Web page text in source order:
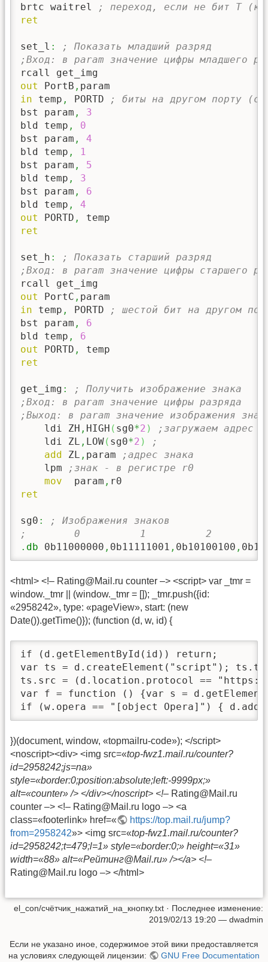
brtc waitrel
; переход, если не бит T
ret
set_l :
; Показать младший разряд
;Вход: в param значение цифры младшего
out
PortB ,
in temp , PORTD
; биты на другом порту
bst param ,
3
bld temp ,
0
bst param ,
4
bld temp ,
1
bst param ,
5
bld temp ,
3
bst param ,
6
bld temp ,
4
out
PORTD ,
ret
set_h :
; Показать старший разряд
;Вход: в param значение цифры старшего
out
PortC ,
in temp , PORTD
; шестой бит на другом
bst param ,
6
bld temp ,
6
out
PORTD ,
ret
get_img :
; Получить изображение знака
;Вход: в param значение цифры разряда
;Выход: в param значение изображения
    ldi ZH
, HIGH ( sg0*2 )
;загружаем адрес
    ldi ZL
, LOW( sg0*2 )
;
add ZL , param
;адрес знака
    lpm
;знак - в регистре r0
mov
  param
,
ret
sg0 :
; Изображения знаков
;        0          1          2
. db 0b11000000 , 0b11111001 , 0b10100100 ,
<html> <!– Rating@Mail.ru counter –> <script> var _tmr =
window._tmr || (window._tmr = []); _tmr.push({id:
«2958242», type: «pageView», start: (new
Date()).getTime()}); (function (d, w, id) {
if (d.getElementById(id)) return;
var ts = d.createElement("script");
ts.src = (d.location.protocol ==
var f = function () {var s =
if (w.opera == "[object Opera]") {
})(document, window, «topmailru-code»); </script>
<noscript><div> <img src=«top-fwz1.mail.ru/counter?
id=2958242;js=na»
style=«border:0;position:absolute;left:-9999px;»
alt=«counter» /> </div></noscript> <!– Rating@Mail.ru
counter –> <!– Rating@Mail.ru logo –> <a
class=«footerlink» href=«
https://top.mail.ru/jump?
from=2958242»> <img src=«top-fwz1.mail.ru/counter?
id=2958242;t=479;l=1» style=«border:0;» height=«31»
width=«88» alt=«Рейтинг@Mail.ru» /></a> <!–
Rating@Mail.ru logo –> </html>
el_con/счётчик_нажатий_на_кнопку.txt · Последнее изменение:
2019/02/13 19:20 — dwadmin
Если не указано иное, содержимое этой вики предоставляется
на условиях следующей лицензии:
GNU Free Documentation